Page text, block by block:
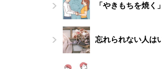
「やきもちを焼
忘れられない人は